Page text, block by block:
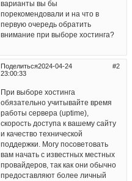
варианты вы бы
порекомендовали и на что в
первую очередь обратить
внимание при выборе хостинга?
Поделиться 2
2024-04-24
23:00:33
При выборе хостинга
обязательно учитывайте время
работы сервера (uptime),
скорость доступа к вашему сайту
и качество технической
поддержки. Могу посоветовать
вам начать с известных местных
провайдеров, так как они обычно
предоставляют более личный